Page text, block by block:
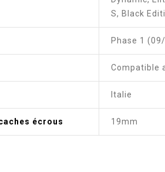
S, Black
Phase 1
Compatible
Italie
écrous 19mm